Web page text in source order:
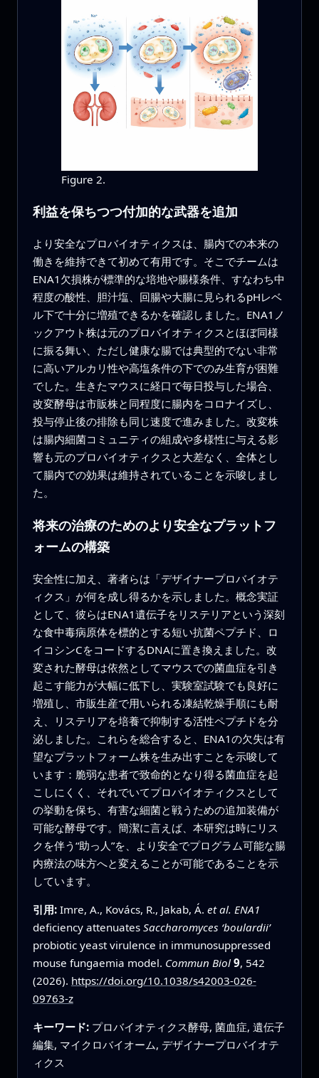
Figure 2.
利益を保ちつつ付加的な武器を追加
より安全なプロバイオティクスは、腸内での本来の
働きを維持できて初めて有用です。そこでチームは
ENA1欠損株が標準的な培地や腸様条件、すなわち中
程度の酸性、胆汁塩、回腸や大腸に見られるpHレベ
ル下で十分に増殖できるかを確認しました。ENA1ノ
ックアウト株は元のプロバイオティクスとほぼ同様
に振る舞い、ただし健康な腸では典型的でない非常
に高いアルカリ性や高塩条件の下でのみ生育が困難
でした。生きたマウスに経口で毎日投与した場合、
改変酵母は市販株と同程度に腸内をコロナイズし、
投与停止後の排除も同じ速度で進みました。改変株
は腸内細菌コミュニティの組成や多様性に与える影
響も元のプロバイオティクスと大差なく、全体とし
て腸内での効果は維持されていることを示唆しまし
た。
将来の治療のためのより安全なプラットフ
ォームの構築
安全性に加え、著者らは「デザイナープロバイオテ
ィクス」が何を成し得るかを示しました。概念実証
として、彼らはENA1遺伝子をリステリアという深刻
な食中毒病原体を標的とする短い抗菌ペプチド、ロ
イコシンCをコードするDNAに置き換えました。改
変された酵母は依然としてマウスでの菌血症を引き
起こす能力が大幅に低下し、実験室試験でも良好に
増殖し、市販生産で用いられる凍結乾燥手順にも耐
え、リステリアを培養で抑制する活性ペプチドを分
泌しました。これらを総合すると、ENA1の欠失は有
望なプラットフォーム株を生み出すことを示唆して
います：脆弱な患者で致命的となり得る菌血症を起
こしにくく、それでいてプロバイオティクスとして
の挙動を保ち、有害な細菌と戦うための追加装備が
可能な酵母です。簡潔に言えば、本研究は時にリス
クを伴う“助っ人”を、より安全でプログラム可能な腸
内療法の味方へと変えることが可能であることを示
しています。
引用: Imre, A., Kovács, R., Jakab, Á. et al. ENA1
deficiency attenuates Saccharomyces ‘boulardii’
probiotic yeast virulence in immunosuppressed
mouse fungaemia model. Commun Biol 9, 542
(2026). https://doi.org/10.1038/s42003-026-
09763-z
キーワード: プロバイオティクス酵母, 菌血症, 遺伝子
編集, マイクロバイオーム, デザイナープロバイオテ
ィクス